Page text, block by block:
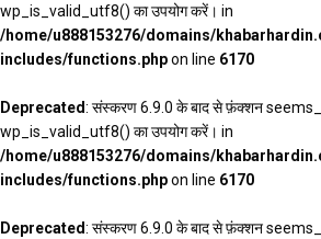
wp_is_valid_utf8() का उपयोग करें। in
/home/u888153276/domains/
includes/functions.phpon line 6170
Deprecated: संस्करण 6.9.0 के बाद से फ़ंक्शन
wp_is_valid_utf8() का उपयोग करें। in
/home/u888153276/domains/
includes/functions.phpon line 6170
Deprecated: संस्करण 6.9.0 के बाद से फ़ंक्शन